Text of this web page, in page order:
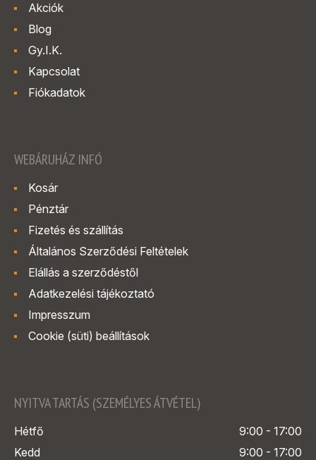
Akciók
Blog
Gy.I.K.
Kapcsolat
Fiókadatok
WEBÁRUHÁZ INFÓ
Kosár
Pénztár
Fizetés és szállítás
Általános Szerződési Feltételek
Elállás a szerződéstől
Adatkezelési tájékoztató
Impresszum
Cookie (süti) beállítások
NYITVA TARTÁS (SZEMÉLYES ÁTVÉTEL)
Hétfő
9:00 - 17:00
Kedd
9:00 - 17:00